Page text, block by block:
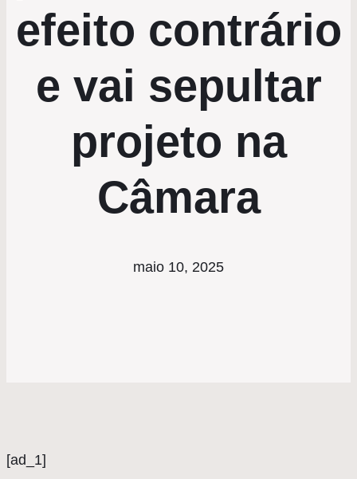
efeito contrário
e vai sepultar
projeto na
Câmara
maio 10, 2025
[ad_1]